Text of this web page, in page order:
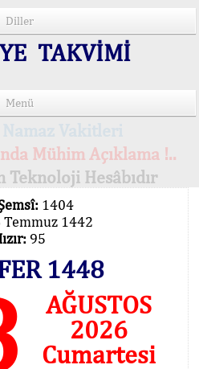
Diller
TAKVİMİ
Menü
Mühim Açıklama !..
Hesâbıdır
1404
Temmuz 1442
95
1448
AĞUSTOS
2026
Cumartesi